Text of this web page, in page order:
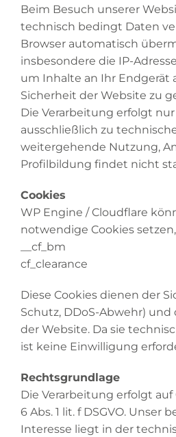
Beim Besuch unserer
technisch bedingt Daten
Browser automatisch
insbesondere die IP-
um Inhalte an Ihr Endgerät
Sicherheit der Website zu
Die Verarbeitung erfolgt
ausschließlich zu
weitergehende Nutzung,
Profilbildung findet nicht
Cookies
WP Engine / Cloudflare
notwendige Cookies setzen,
__cf_bm
cf_clearance
Diese Cookies dienen der
Schutz, DDoS-Abwehr)
der Website. Da sie
ist keine Einwilligung
Rechtsgrundlage
Die Verarbeitung erfolgt
6 Abs. 1 lit. f DSGVO. Unser
Interesse liegt in der